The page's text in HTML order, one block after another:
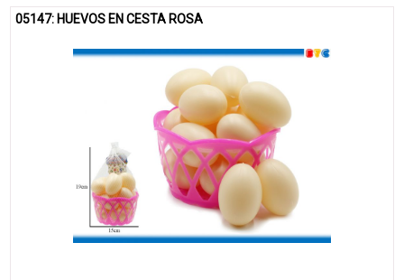
05147: HUEVOS EN CESTA ROSA